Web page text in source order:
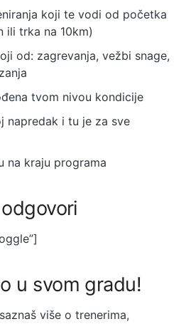
koji te vodi od početka
ili trka na 10km)
od: zagrevanja, vežbi snage,
tvom nivou kondicije
napredak i tu je za sve
na kraju programa
u svom gradu!
više o trenerima,